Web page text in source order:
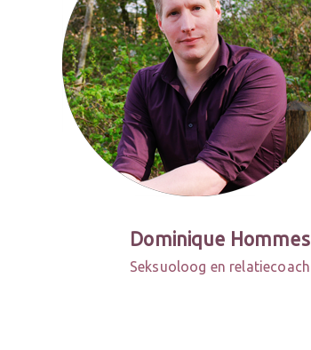
Dominique Hommes
Seksuoloog en relatiecoach